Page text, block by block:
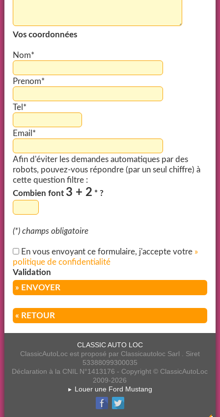
Vos coordonnées
Nom*
Prenom*
Tel*
Email*
Afin d'éviter les demandes automatiques par des
robots, pouvez-vous répondre (par un seul chiffre) à
cette question filtre :
Combien font 3 + 2 * ?
(*) champs obligatoire
En vous envoyant ce formulaire, j'accepte votre »
politique de confidentialité
Validation
» ENVOYER
« RETOUR
CLASSIC AUTO LOC
ClassicAutoLoc est proposé par Classicautoloc Sarl . Siret
53388099300035
Déclaration à la CNIL N°1413176 - Copyright © ClassicAutoLoc
2009-2026
► Louer une Ford Mustang